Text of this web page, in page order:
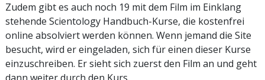
Zudem gibt es auch noch 19 mit dem Film im Einklang
stehende Scientology Handbuch-Kurse, die kostenfrei
online absolviert werden können. Wenn jemand die Site
besucht, wird er eingeladen, sich für einen dieser Kurse
einzuschreiben. Er sieht sich zuerst den Film an und geht